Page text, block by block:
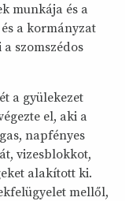
munkája és a
a kormányzat
szomszédos
a gyülekezet
el, aki a
napfényes
vizesblokkot,
alakított ki.
mellől,